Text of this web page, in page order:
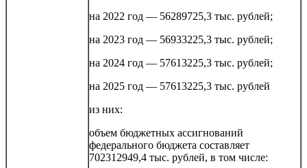
на 2022 год — 56289725,3 тыс. рублей;
на 2023 год — 56933225,3 тыс. рублей;
на 2024 год — 57613225,3 тыс. рублей;
на 2025 год — 57613225,3 тыс. рублей
из них:
объем бюджетных ассигнований
федерального бюджета составляет
702312949,4 тыс. рублей, в том числе: